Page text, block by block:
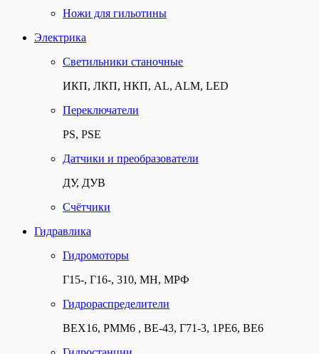
Ножи для гильотины
Электрика
Светильники станочные
ИКП, ЛКП, НКП, AL, ALM, LED
Переключатели
PS, PSE
Датчики и преобразователи
ДУ, ДУВ
Счётчики
Гидравлика
Гидромоторы
Г15-, Г16-, 310, МН, МРФ
Гидрораспределители
ВЕХ16, РММ6 , ВЕ-43, Г71-3, 1РЕ6, ВЕ6